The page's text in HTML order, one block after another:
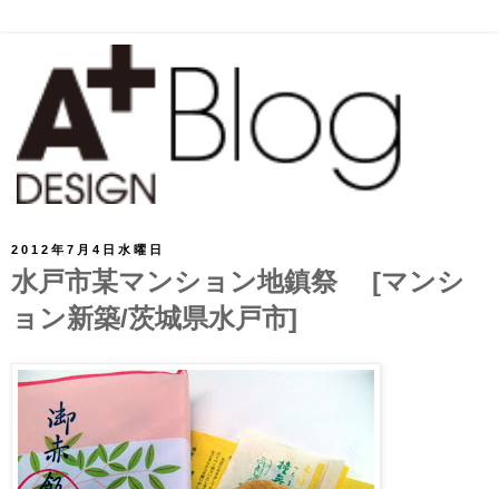
2012年7月4日水曜日
水戸市某マンション地鎮祭 [マンシ
ョン新築/茨城県水戸市]